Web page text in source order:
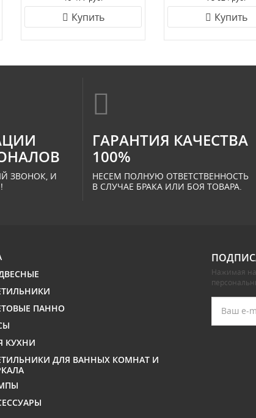
Купить Купить
ЗВОНОК, И
ГАРАНТИЯ КАЧЕСТВА
100%
НЕСЕМ ПОЛНУЮ ОТВЕТСТВЕННОСТЬ
В СЛУЧАЕ БРАКА ИЛИ БОЯ ТОВАРА.
ПАННО
КУХНИ
ДЛЯ ВАННЫХ КОМНАТ И
Нажимая на